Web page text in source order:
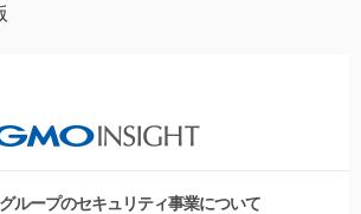
ループのセキュリティ事業について